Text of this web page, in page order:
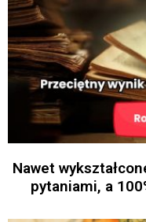
Nawet
pytaniami, a